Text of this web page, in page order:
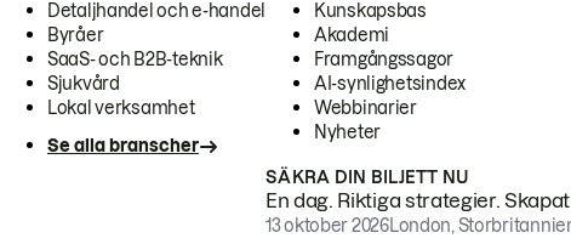
Detaljhandel och e-handel
Byråer
SaaS- och B2B-teknik
Sjukvård
Lokal verksamhet
Se alla branscher
Kunskapsbas
Akademi
Framgångssagor
AI-synlighetsindex
Webbinarier
Nyheter
SÄKRA DIN BILJETT NU
En dag. Riktiga strategier.
13 oktober 2026London,